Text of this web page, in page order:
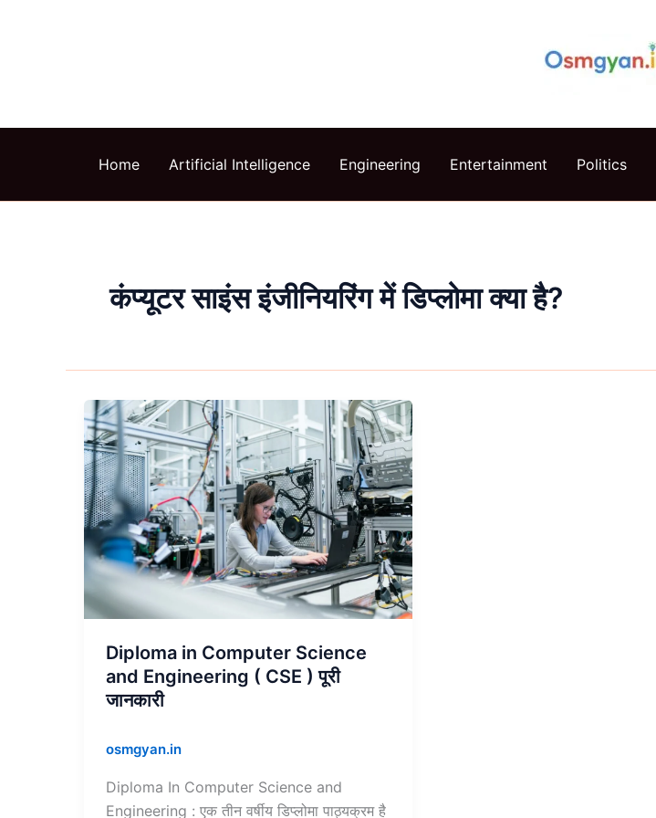
Home Artificial Intelligence Engineering Entertainment Politics
कंप्यूटर साइंस इंजीनियरिंग में डिप्लोमा क्या है?
Diploma in Computer Science
and Engineering ( CSE ) पूरी
जानकारी
osmgyan.in
Diploma In Computer Science and
Engineering : एक तीन वर्षीय डिप्लोमा पाठ्यक्रम है
Diploma
in
Computer
Science
and
Engineering
(
CSE
)
पूरी
जानकारी